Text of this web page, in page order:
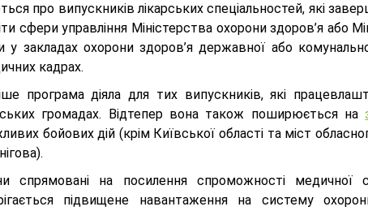
про випускників лікарських спеціальностей, які
сфери управління Міністерства охорони здоров’я або
у закладах охорони здоров’я державної або
кадрах.
програма діяла для тих випускників, які
громадах. Відтепер вона також поширюється на
бойових дій (крім Київської області та міст
спрямовані на посилення спроможності
підвищене навантаження на систему